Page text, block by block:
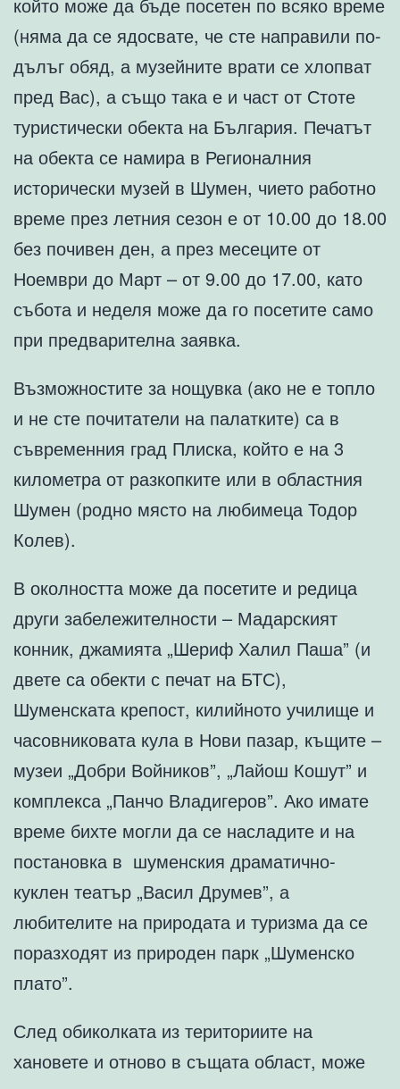
който може да бъде посетен по всяко време
(няма да се ядосвате, че сте направили по-
дълъг обяд, а музейните врати се хлопват
пред Вас), а също така е и част от Стоте
туристически обекта на България. Печатът
на обекта се намира в Регионалния
исторически музей в Шумен, чието работно
време през летния сезон е от 10.00 до 18.00
без почивен ден, а през месеците от
Ноември до Март – от 9.00 до 17.00, като
събота и неделя може да го посетите само
при предварителна заявка.
Възможностите за нощувка (ако не е топло
и не сте почитатели на палатките) са в
съвременния град Плиска, който е на 3
километра от разкопките или в областния
Шумен (родно място на любимеца Тодор
Колев).
В околността може да посетите и редица
други забележителности – Мадарският
конник, джамията „Шериф Халил Паша” (и
двете са обекти с печат на БТС),
Шуменската крепост, килийното училище и
часовниковата кула в Нови пазар, къщите –
музеи „Добри Войников”, „Лайош Кошут” и
комплекса „Панчо Владигеров”. Ако имате
време бихте могли да се насладите и на
постановка в шуменския драматично-
куклен театър „Васил Друмев”, а
любителите на природата и туризма да се
поразходят из природен парк „Шуменско
плато”.
След обиколката из териториите на
хановете и отново в същата област, може